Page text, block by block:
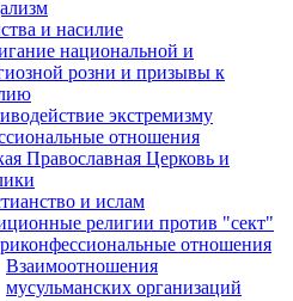
и насилие
национальной и
розни и призывы к
экстремизму
отношения
Православная Церковь и
и ислам
религии против "сект"
отношения
Взаимоотношения
мусульманских организаций